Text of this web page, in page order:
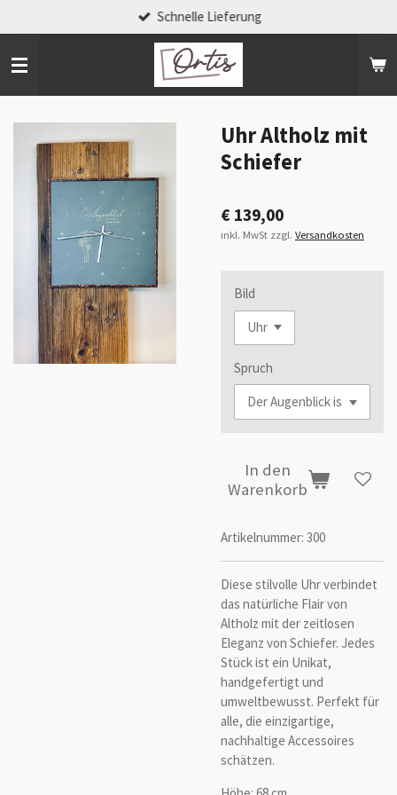
Hauptinhalt
springen
Schnelle Lieferung
Uhr Altholz mit
Schiefer
€ 139,00
inkl. MwSt zzgl. Versandkosten
Bild
Spruch
In den
Warenkorb
Artikelnummer: 300
Diese stilvolle Uhr verbindet
das natürliche Flair von
Altholz mit der zeitlosen
Eleganz von Schiefer. Jedes
Stück ist ein Unikat,
handgefertigt und
umweltbewusst. Perfekt für
alle, die einzigartige,
nachhaltige Accessoires
schätzen.